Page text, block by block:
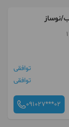
توافقی
توافقی
091027***02